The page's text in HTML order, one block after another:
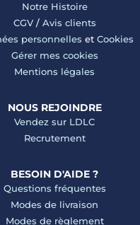
Notre Histoire
CGV/ Avis clients
personnelles et Cookies
Gérer mes cookies
Mentions légales
NOUS REJOINDRE
Vendez sur LDLC
Recrutement
BESOIN D'AIDE ?
Questions fréquentes
Modes de livraison
Modes de règlement